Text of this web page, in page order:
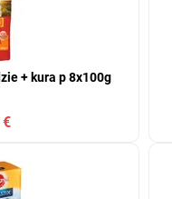
+ kura p 8x100g